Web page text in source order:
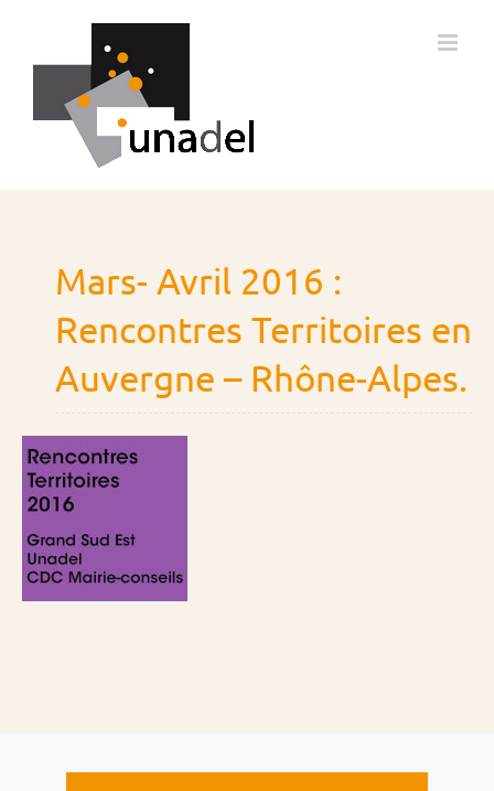
contenu
Mars- Avril 2016 :
Rencontres Territoires en
Auvergne – Rhône-Alpes.